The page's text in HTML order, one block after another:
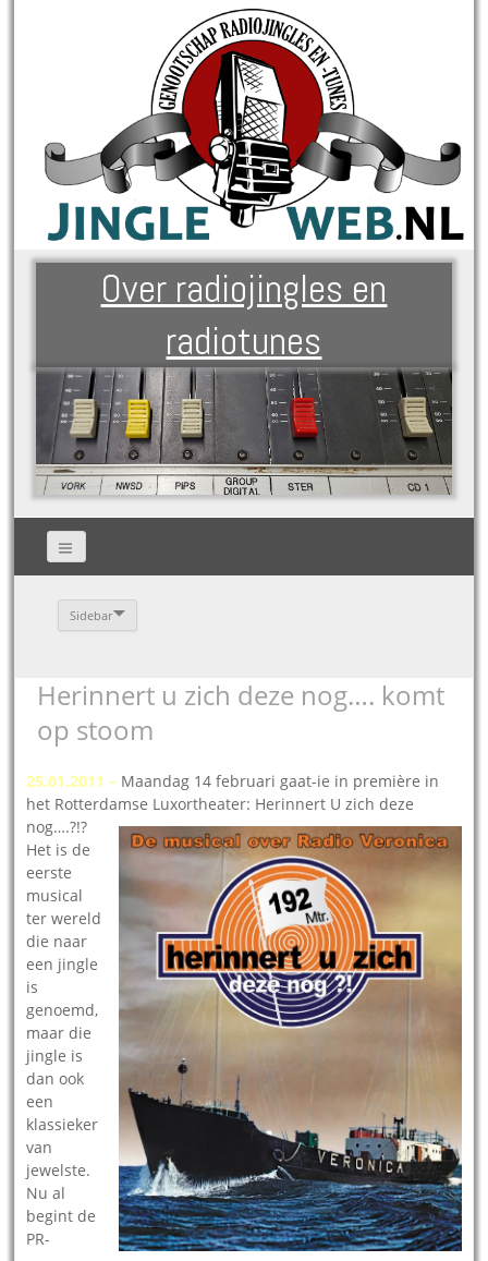
Over radiojingles en
radiotunes
Sidebar
Herinnert u zich deze nog…. komt
op stoom
25.01.2011 – Maandag 14 februari gaat-ie in première in
het Rotterdamse Luxortheater: Herinnert U zich deze
nog….?!?
Het is de
eerste
musical
ter wereld
die naar
een jingle
is
genoemd,
maar die
jingle is
dan ook
een
klassieker
van
jewelste.
Nu al
begint de
PR-